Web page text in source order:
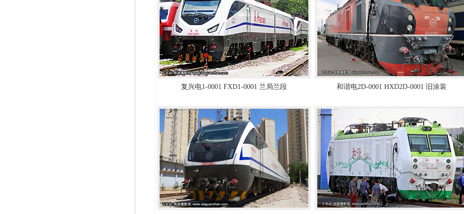
复兴电1-0001 FXD1-0001 兰局兰段 和谐电2D-0001 HXD2D-0001 旧涂装